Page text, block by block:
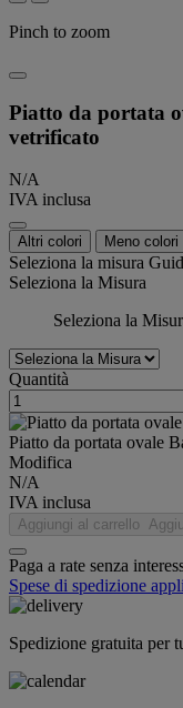
Pinch to zoom
Piatto da portata
vetrificato
N/A
IVA inclusa
Altri colori Meno colori
Seleziona la misura
Seleziona la Misura
Seleziona la
Quantità
Piatto da portata ovale
Modifica
N/A
IVA inclusa
Aggiungi al carrello
Paga a rate senza
Spese di spedizione
Spedizione gratuita per